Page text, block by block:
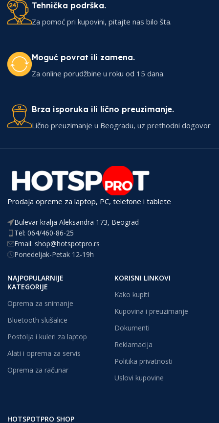
Tehnička podrška.
Za pomoć pri kupovini, pitajte nas bilo šta.
Moguć povrat ili zamena.
Za online porudžbine u roku od 15 dana.
Brza isporuka ili lično preuzimanje.
Lično preuzimanje u Beogradu, uz prethodni dogovor
Prodaja opreme za laptop, PC, telefone i tablete
Bulevar kralja Aleksandra 173, Beograd
Tel: 064/460-86-25
Email: shop@hotspotpro.rs
Ponedeljak-Petak 12-19h
NAJPOPULARNIJE
KATEGORIJE
Oprema za snimanje
Bluetooth slušalice
Postolja i kuleri za laptop
Alati i oprema za servis
Oprema za računar
KORISNI LINKOVI
Kako kupiti
Kupovina i preuzimanje
Dokumenti
Reklamacija
Politika privatnosti
Uslovi kupovine
HOTSPOTPRO SHOP